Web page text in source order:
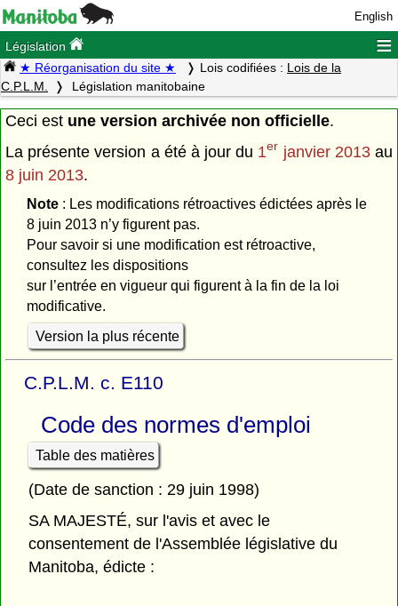
English
Législation ≡
★ Réorganisation du site ★ Lois codifiées : Lois de la
C.P.L.M.
Législation manitobaine
Ceci est une version archivée non officielle.
La présente version a été à jour du 1er janvier 2013au
8 juin 2013.
Note: Les modifications rétroactives édictées après le
8 juin 2013 n’y figurent pas.
Pour savoir si une modification est rétroactive,
consultez les dispositions
sur l’entrée en vigueur qui figurent à la fin de la loi
modificative.
Version la plus récente
C.P.L.M. c. E110
Code des normes d'emploi
Table des matières
(Date de sanction : 29 juin 1998)
SA MAJESTÉ, sur l'avis et avec le
consentement de l'Assemblée législative du
Manitoba, édicte :